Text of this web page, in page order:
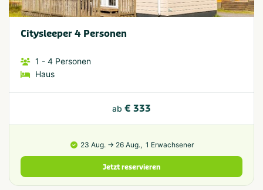
Citysleeper 4 Personen
1 - 4 Personen
Haus
ab € 333
23 Aug. → 26 Aug., 1 Erwachsener
Jetzt reservieren